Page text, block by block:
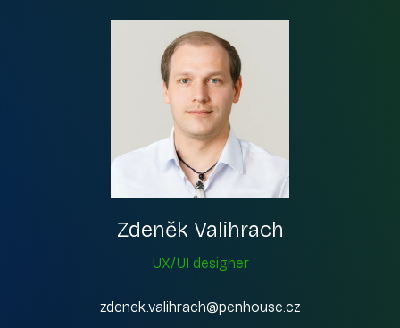
Zdeněk Valihrach
UX/UI designer
zdenek.valihrach@penhouse.cz